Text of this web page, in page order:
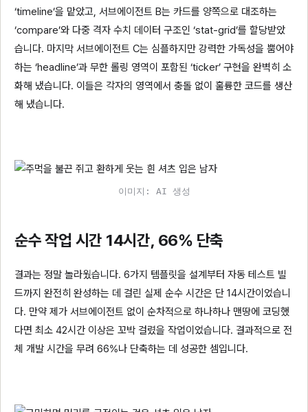
‘timeline’을 맡았고, 서브에이전트 B는 카드를 양쪽으로 대조하는
‘compare’와 다중 격자 수치 데이터 구조인 ‘stat-grid’를 할당받았
습니다. 마지막 서브에이전트 C는 심플하지만 강력한 가독성을 뿜어야
하는 ‘headline’과 무한 롤링 영역이 포함된 ‘ticker’ 구현을 완벽히 소
화해 냈습니다. 이들은 각자의 영역에서 충돌 없이 훌륭한 코드를 생산
해 냈습니다.
이미지: AI 생성
순수 작업 시간 14시간, 66% 단축
결과는 정말 놀라웠습니다. 6가지 템플릿을 설계부터 자동 테스트 빌
드까지 완전히 완성하는 데 걸린 실제 순수 시간은 단 14시간이었습니
다. 만약 제가 서브에이전트 없이 순차적으로 하나하나 맨땅에 코딩했
다면 최소 42시간 이상은 꼬박 걸렸을 작업이었습니다. 결과적으로 전
체 개발 시간을 무려 66%나 단축하는 데 성공한 셈입니다.